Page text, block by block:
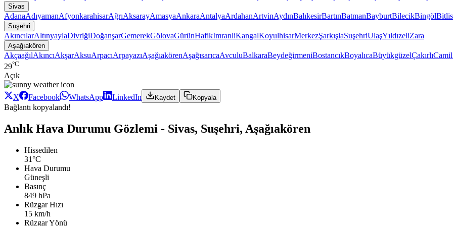
Sivas
AdanaAdıyamanAfyonkarahisarAğrıAksarayAmasyaAnkaraAntalyaArdahanArtvinAydınBalıkesirBartınBatmanBayburtBilecikBingölBitlis
Suşehri
AkıncılarAltınyaylaDivriğiDoğanşarGemerekGölovaGürünHafikImranliKangalKoyulhisarMerkezŞarkışlaSuşehriUlaşYıldızeliZara
Aşağıakören
AkçaağılAkıncıAkşarAksuArpacıArpayazıAşağıakörenAşağısarıcaAvculuBalkaraBeydeğirmeniBostancıkBoyalıcaBüyükgüzelÇakırlı
29°C
Açık
X Facebook WhatsApp LinkedIn Kaydet Kopyala
Bağlantı kopyalandı!
Anlık Hava Durumu Gözlemi - Sivas, Suşehri, Aşağıakören
Hissedilen
31°C
Hava Durumu
Güneşli
Basınç
849 hPa
Rüzgar Hızı
15 km/h
Rüzgar Yönü